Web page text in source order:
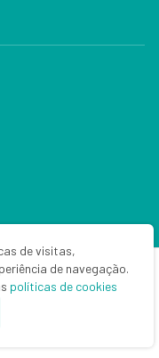
de visitas,
de navegação.
políticas de cookies